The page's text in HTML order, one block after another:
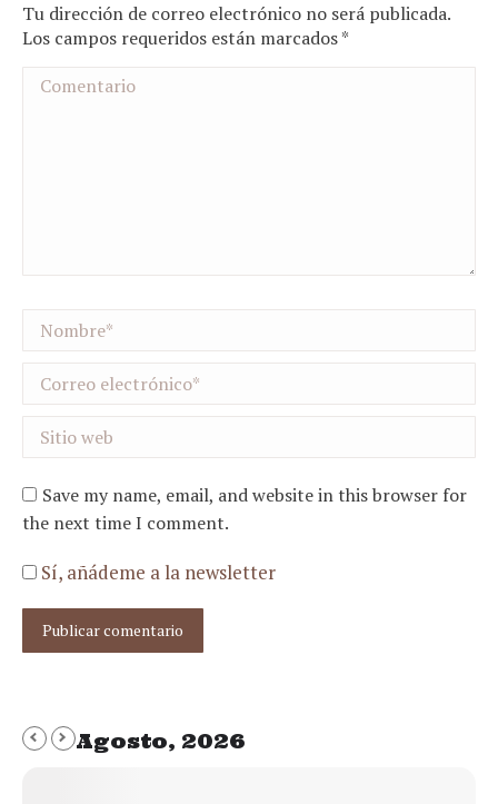
Tu dirección de correo electrónico no será publicada.
Los campos requeridos están marcados*
Comentario
Nombre *
Correo electrónico *
Sitio web
Save my name, email, and website in this browser for
the next time I comment.
Sí, añádeme a la newsletter
Publicar comentario
Agosto, 2026